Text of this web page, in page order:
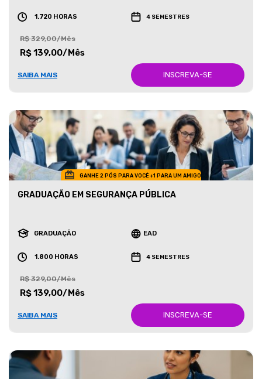
1.720 HORAS 4 SEMESTRES
R$ 329,00/Mês
R$ 139,00/Mês
SAIBA MAIS INSCREVA-SE
GANHE 2 PÓS PARA VOCÊ +1 PARA UM AMIGO
GRADUAÇÃO EM SEGURANÇA PÚBLICA
GRADUAÇÃO EAD
1.800 HORAS 4 SEMESTRES
R$ 329,00/Mês
R$ 139,00/Mês
SAIBA MAIS INSCREVA-SE